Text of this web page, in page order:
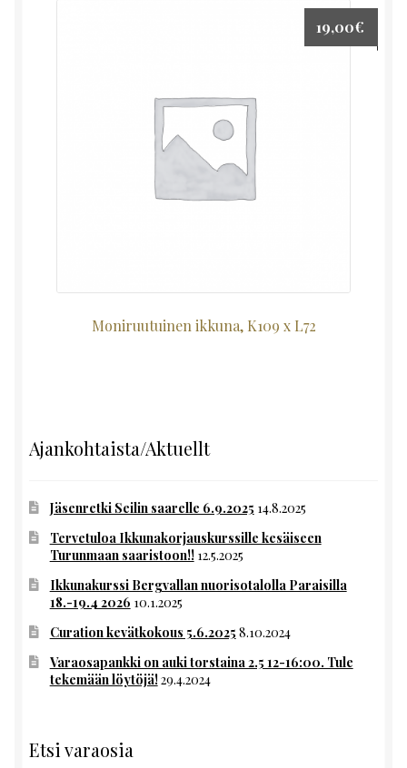
Moniruutuinen ikkuna, K109 x L72
19,00€
Ajankohtaista/Aktuellt
Jäsenretki Seilin saarelle 6.9.2025 14.8.2025
Tervetuloa Ikkunakorjauskurssille kesäiseen
Turunmaan saaristoon!! 12.5.2025
Ikkunakurssi Bergvallan nuorisotalolla Paraisilla
18.-19.4 2026 10.1.2025
Curation kevätkokous 5.6.2025 8.10.2024
Varaosapankki on auki torstaina 2.5 12-16:00. Tule
tekemään löytöjä!29.4.2024
Etsi varaosia